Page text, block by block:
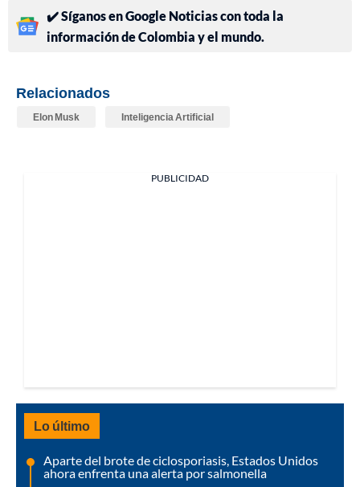
✔️ Síganos en Google Noticias con toda la
información de Colombia y el mundo.
Relacionados
Elon Musk Inteligencia Artificial
PUBLICIDAD
Lo último
Aparte del brote de ciclosporiasis, Estados Unidos
ahora enfrenta una alerta por salmonella